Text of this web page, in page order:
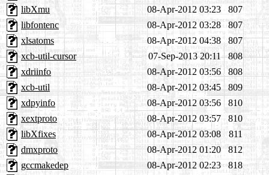
libXmu
08-Apr-2012 03:23
807
libfontenc
08-Apr-2012 03:28
807
xlsatoms
08-Apr-2012 04:38
807
xcb-util-cursor
07-Sep-2013 20:11
808
xdriinfo
08-Apr-2012 03:56
808
xcb-util
08-Apr-2012 03:45
809
xdpyinfo
08-Apr-2012 03:56
810
xextproto
08-Apr-2012 03:57
810
libXfixes
08-Apr-2012 03:08
811
dmxproto
08-Apr-2012 01:20
812
gccmakedep
08-Apr-2012 02:23
818